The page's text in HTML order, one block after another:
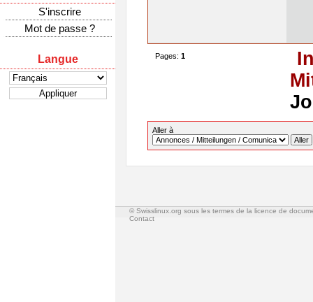
S'inscrire
Mot de passe ?
Langue Pages: 1
Aller à
© Swisslinux.org sous les termes de la licence de
Contact